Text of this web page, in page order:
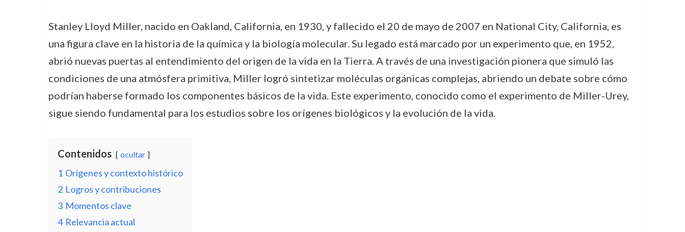
Stanley Lloyd Miller, nacido en Oakland, California, en 1930, y fallecido el 20 de mayo de 2007 en National City, California, es
una figura clave en la historia de la química y la biología molecular. Su legado está marcado por un experimento que, en 1952,
abrió nuevas puertas al entendimiento del origen de la vida en la Tierra. A través de una investigación pionera que simuló las
condiciones de una atmósfera primitiva, Miller logró sintetizar moléculas orgánicas complejas, abriendo un debate sobre cómo
podrían haberse formado los componentes básicos de la vida. Este experimento, conocido como el experimento de Miller-Urey,
sigue siendo fundamental para los estudios sobre los orígenes biológicos y la evolución de la vida.
Contenidos ocultar
1 Orígenes y contexto histórico
2 Logros y contribuciones
3 Momentos clave
4 Relevancia actual